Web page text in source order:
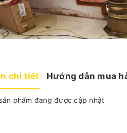
chi tiết Hướng dẫn mua
phẩm đang được cập nhật